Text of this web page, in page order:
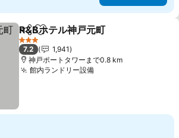
シェアお気に入りに追加
R&Bホテル神戸元町
3 ホテルのランク
7.2
1,941
神戸ポートタワーまで0.8 km
館内ランドリー設備